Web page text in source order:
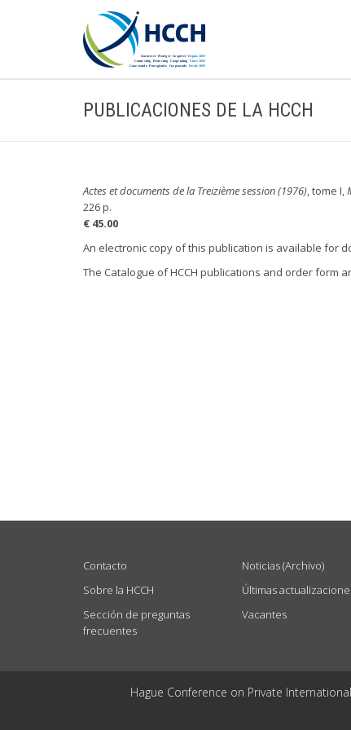
PUBLICACIONES DE LA HCCH
Actes et documents de la Treizième session (1976), tome I,
226 p.
€ 45.00
An electronic copy of this publication is available for
The Catalogue of HCCH publications and order form
Contacto
Sobre la HCCH
Sección de preguntas
frecuentes
Noticias (Archivo)
Últimas
Vacantes
Hague Conference on Private